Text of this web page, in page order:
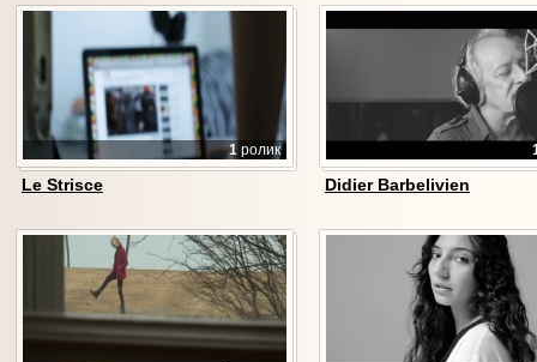
1 ролик
Le Strisce Didier Barbelivien